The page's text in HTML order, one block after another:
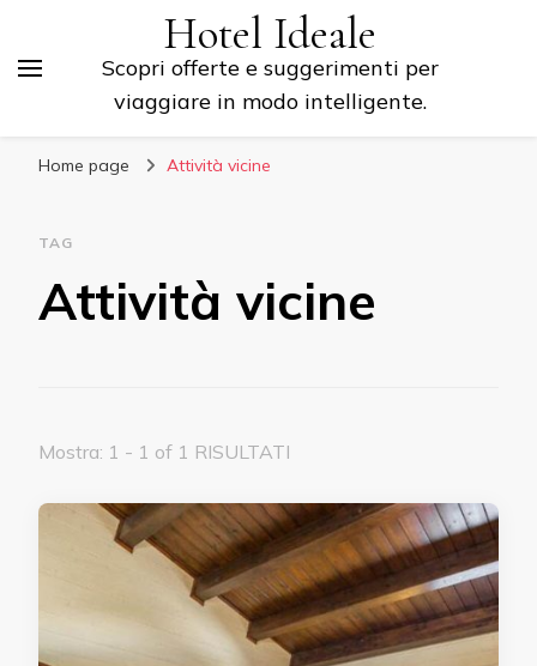
Hotel Ideale
Scopri offerte e suggerimenti per
viaggiare in modo intelligente.
Home page Attività vicine
TAG
Attività vicine
Mostra: 1 - 1 of 1 RISULTATI